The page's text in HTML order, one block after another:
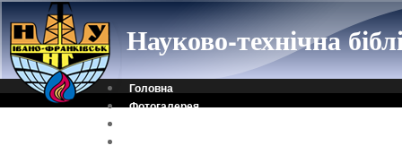
Науково-технічна
Головна
Фотогалерея